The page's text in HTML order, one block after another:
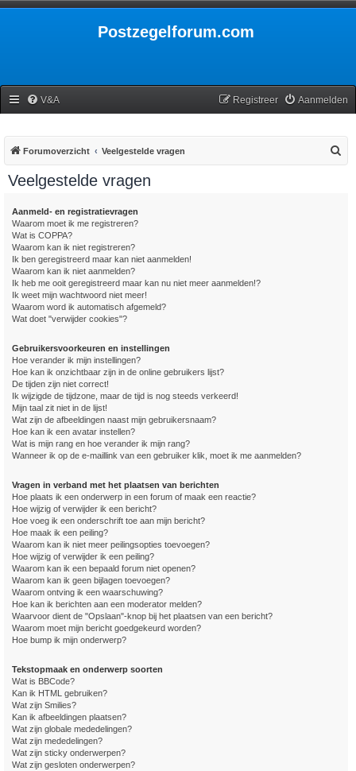
Postzegelforum.com
V&A Aanmelden
Registreer
Forumoverzicht Veelgestelde vragen
Veelgestelde vragen
Aanmeld- en registratievragen
Waarom moet ik me registreren?
Wat is COPPA?
Waarom kan ik niet registreren?
Ik ben geregistreerd maar kan niet aanmelden!
Waarom kan ik niet aanmelden?
Ik heb me ooit geregistreerd maar kan nu niet meer aanmelden!?
Ik weet mijn wachtwoord niet meer!
Waarom word ik automatisch afgemeld?
Wat doet "verwijder cookies"?
Gebruikersvoorkeuren en instellingen
Hoe verander ik mijn instellingen?
Hoe kan ik onzichtbaar zijn in de online gebruikers lijst?
De tijden zijn niet correct!
Ik wijzigde de tijdzone, maar de tijd is nog steeds verkeerd!
Mijn taal zit niet in de lijst!
Wat zijn de afbeeldingen naast mijn gebruikersnaam?
Hoe kan ik een avatar instellen?
Wat is mijn rang en hoe verander ik mijn rang?
Wanneer ik op de e-maillink van een gebruiker klik, moet ik me aanmelden?
Vragen in verband met het plaatsen van berichten
Hoe plaats ik een onderwerp in een forum of maak een reactie?
Hoe wijzig of verwijder ik een bericht?
Hoe voeg ik een onderschrift toe aan mijn bericht?
Hoe maak ik een peiling?
Waarom kan ik niet meer peilingsopties toevoegen?
Hoe wijzig of verwijder ik een peiling?
Waarom kan ik een bepaald forum niet openen?
Waarom kan ik geen bijlagen toevoegen?
Waarom ontving ik een waarschuwing?
Hoe kan ik berichten aan een moderator melden?
Waarvoor dient de "Opslaan"-knop bij het plaatsen van een bericht?
Waarom moet mijn bericht goedgekeurd worden?
Hoe bump ik mijn onderwerp?
Tekstopmaak en onderwerp soorten
Wat is BBCode?
Kan ik HTML gebruiken?
Wat zijn Smilies?
Kan ik afbeeldingen plaatsen?
Wat zijn globale mededelingen?
Wat zijn mededelingen?
Wat zijn sticky onderwerpen?
Wat zijn gesloten onderwerpen?